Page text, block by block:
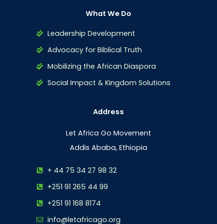
What We Do
Leadership Development
Advocacy for Biblical Truth
Mobilizing the African Diaspora
Social Impact & Kingdom Solutions
Address
Let Africa Go Movement
Addis Ababa, Ethiopia
+ 44 75 34 27 98 32
+251 91 265 44 99
+251 91 168 8174
info@letafricago.org